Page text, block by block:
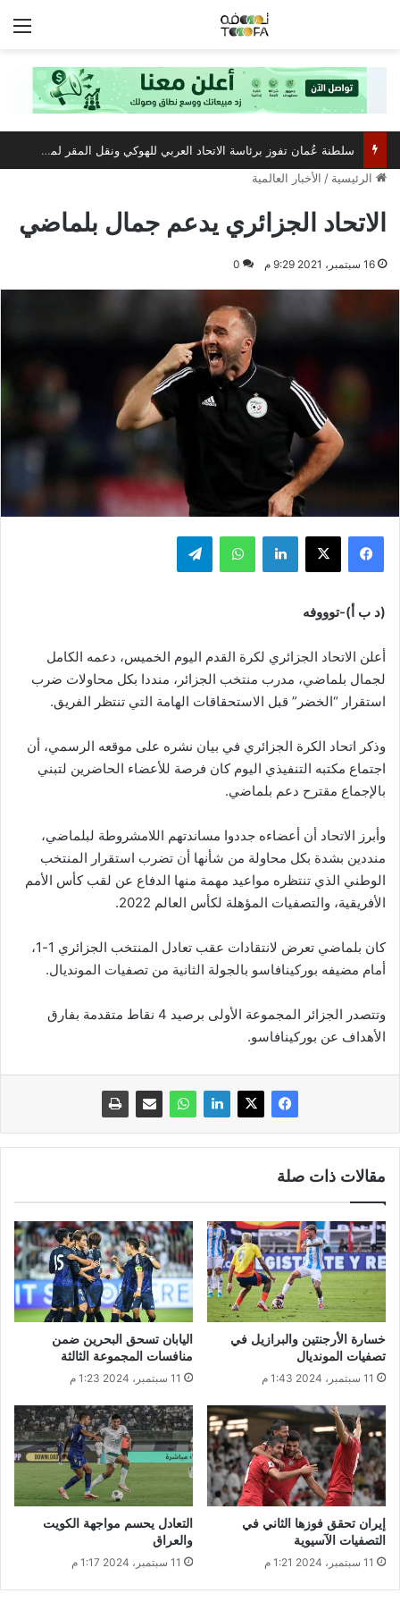
سلطنة عُمان تفوز برئاسة الاتحاد العربي للهوكي ونقل المقر لمسقط
الرئيسية / الأخبار العالمية
الاتحاد الجزائري يدعم جمال بلماضي
16 سبتمبر، 2021 9:29 م 0
فيسبوك ‫X لينكدإن واتساب تيلقرام
(د ب أ)-توووفه
أعلن الاتحاد الجزائري لكرة القدم اليوم الخميس، دعمه الكامل
لجمال بلماضي، مدرب منتخب الجزائر، منددا بكل محاولات ضرب
استقرار “الخضر” قبل الاستحقاقات الهامة التي تنتظر الفريق.
وذكر اتحاد الكرة الجزائري في بيان نشره على موقعه الرسمي، أن
اجتماع مكتبه التنفيذي اليوم كان فرصة للأعضاء الحاضرين لتبني
بالإجماع مقترح دعم بلماضي.
وأبرز الاتحاد أن أعضاءه جددوا مساندتهم اللامشروطة لبلماضي،
منددين بشدة بكل محاولة من شأنها أن تضرب استقرار المنتخب
الوطني الذي تنتظره مواعيد مهمة منها الدفاع عن لقب كأس الأمم
الأفريقية، والتصفيات المؤهلة لكأس العالم 2022.
كان بلماضي تعرض لانتقادات عقب تعادل المنتخب الجزائري 1-1،
أمام مضيفه بوركينافاسو بالجولة الثانية من تصفيات المونديال.
وتتصدر الجزائر المجموعة الأولى برصيد 4 نقاط متقدمة بفارق
الأهداف عن بوركينافاسو.
مقالات ذات صلة
خسارة الأرجنتين والبرازيل في
تصفيات المونديال
11 سبتمبر، 2024 1:43 م
اليابان تسحق البحرين ضمن
منافسات المجموعة الثالثة
11 سبتمبر، 2024 1:23 م
إيران تحقق فوزها الثاني في
التصفيات الآسيوية
11 سبتمبر، 2024 1:21 م
التعادل يحسم مواجهة الكويت
والعراق
11 سبتمبر، 2024 1:17 م